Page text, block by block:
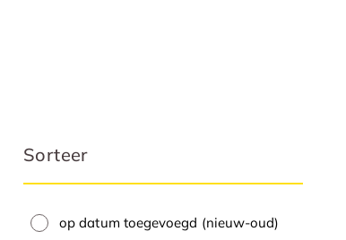
Sorteer
op datum toegevoegd (nieuw-oud)